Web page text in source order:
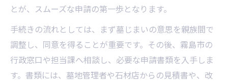
とが、スムーズな申請の第一歩となります。
手続きの流れとしては、まず墓じまいの意思を親族間で
調整し、同意を得ることが重要です。その後、霧島市の
行政窓口や担当課へ相談し、必要な申請書類を入手しま
す。書類には、墓地管理者や石材店からの見積書や、改